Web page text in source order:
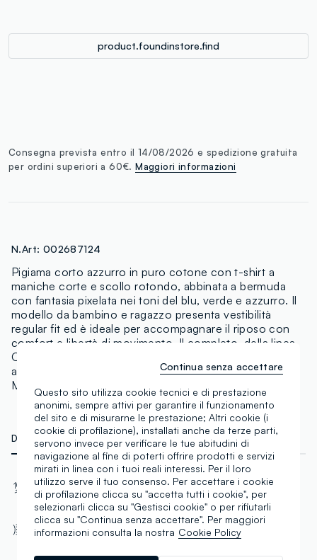
product.foundinstore.find
Consegna prevista entro il 14/08/2026 e spedizione gratuita
per ordini superiori a 60€.Maggiori informazioni
N.Art: 002687124
Pigiama corto azzurro in puro cotone con t-shirt a
maniche corte e scollo rotondo, abbinata a bermuda
con fantasia pixelata nei toni del blu, verde e azzurro. Il
modello da bambino e ragazzo presenta vestibilità
regular fit ed è ideale per accompagnare il riposo con
comfort e libertà di movimento. Il completo, della linea
OVS KIDS, è pensato per le taglie bambino dai 3 ai 15
anni ed è perfetto per gli appassionati del mondo
Minecraft.
DETTAGLI TECNICI MATERIALI E FILIERA
Materiale
Cotone
Tessuto
Jersey
Vestibilità
Regular
Girocollo
Questo sito utilizza cookie tecnici e di prestazione
anonimi, sempre attivi per garantire il funzionamento
del sito e di misurarne le prestazione; Altri cookie (i
cookie di profilazione), installati anche da terze parti,
servono invece per verificare le tue abitudini di
navigazione al fine di poterti offrire prodotti e servizi
mirati in linea con i tuoi reali interessi. Per il loro
utilizzo serve il tuo consenso. Per accettare i cookie
di profilazione clicca su "accetta tutti i cookie", per
selezionarli clicca su "Gestisci cookie" o per rifiutarli
clicca su "Continua senza accettare". Per maggiori
informazioni consulta la nostra Cookie Policy
Continua senza accettare